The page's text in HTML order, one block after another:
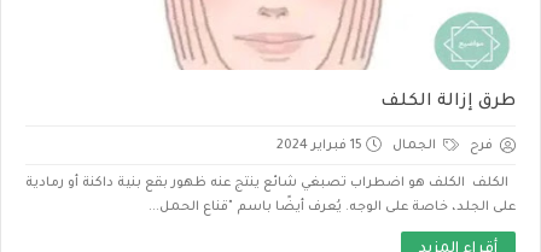
طرق إزالة الكلف
فرح الجمال 15 فبراير 2024
الكلف الكلف هو اضطراب تصبغي شائع ينتج عنه ظهور بقع بنية داكنة أو رمادية
على الجلد، خاصة على الوجه. يُعرف أيضًا باسم "قناع الحمل...